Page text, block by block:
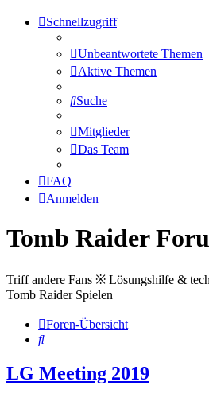
Schnellzugriff
Unbeantwortete Themen
Aktive Themen
Suche
Mitglieder
Das Team
FAQ
Anmelden
Tomb Raider
Triff andere Fans ※ Lösungshilfe &
Tomb Raider Spielen
Foren-Übersicht
Suche
LG Meeting 2019